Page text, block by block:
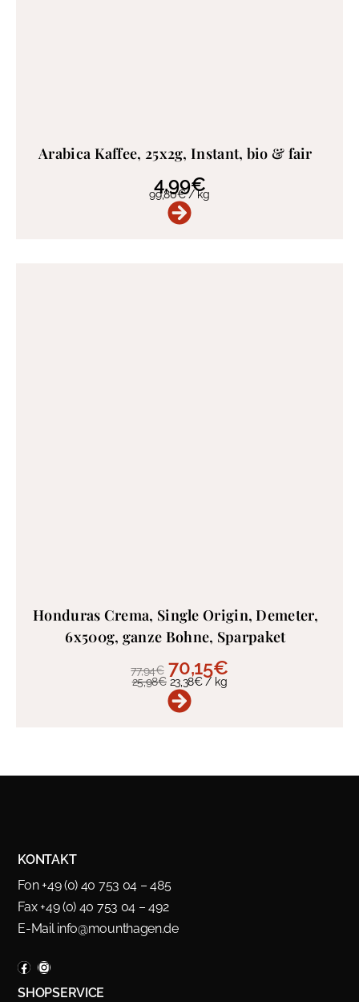
Arabica Kaffee, 25x2g, Instant, bio & fair
4,99€
99,80€/kg
Honduras Crema, Single Origin, Demeter,
6x500g, ganze Bohne, Sparpaket
77,94€ 70,15€
25,98€ 23,38€/ kg
KONTAKT
Fon +49 (0) 40 753 04 – 485
Fax +49 (0) 40 753 04 – 492
E-Mail info@mounthagen.de
SHOPSERVICE